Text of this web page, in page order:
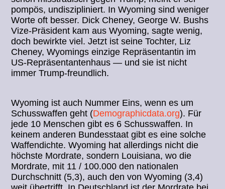
pompös, undiszipliniert. In Wyoming sind weniger
Worte oft besser. Dick Cheney, George W. Bushs
Vize-Präsident kam aus Wyoming, sagte wenig,
doch bewirkte viel. Jetzt ist seine Tochter, Liz
Cheney, Wyomings einzige Repräsentantin im
US-Repräsentantenhaus — und sie ist nicht
immer Trump-freundlich.
Wyoming ist auch Nummer Eins, wenn es um
Schusswaffen geht (Demographicdata.org). Für
jede 10 Menschen gibt es 6 Schusswaffen. In
keinem anderen Bundesstaat gibt es eine solche
Waffendichte. Wyoming hat allerdings nicht die
höchste Mordrate, sondern Louisiana, wo die
Mordrate, mit 11 / 100.000 den nationalen
Durchschnitt (5,3), auch den von Wyoming (3,4)